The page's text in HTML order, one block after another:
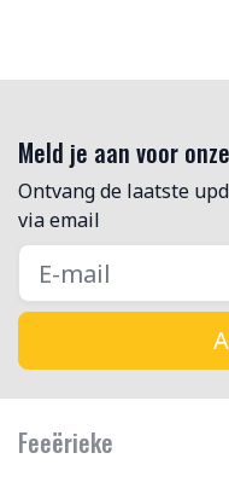
Meld je aan voor
Ontvang de laatste
via email
Feeërieke